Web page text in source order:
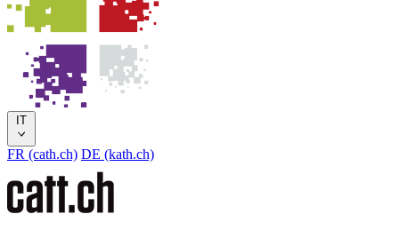
IT
FR (cath.ch) DE (kath.ch)